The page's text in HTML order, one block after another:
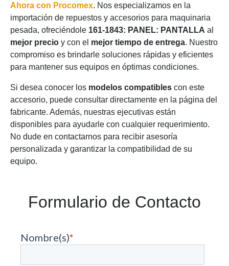
Ahora con Procomex. Nos especializamos en la
importación de repuestos y accesorios para maquinaria
pesada, ofreciéndole 161-1843: PANEL: PANTALLA al
mejor precio y con el mejor tiempo de entrega. Nuestro
compromiso es brindarle soluciones rápidas y eficientes
para mantener sus equipos en óptimas condiciones.
Si desea conocer los modelos compatibles con este
accesorio, puede consultar directamente en la página del
fabricante. Además, nuestras ejecutivas están
disponibles para ayudarle con cualquier requerimiento.
No dude en contactarnos para recibir asesoría
personalizada y garantizar la compatibilidad de su
equipo.
Formulario de Contacto